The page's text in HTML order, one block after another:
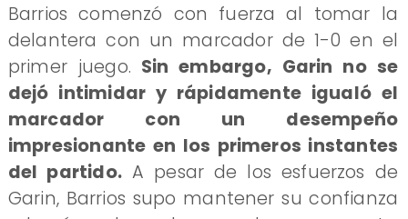
​Barrios comenzó con fuerza al tomar la
delantera con un marcador de 1-0 en el
primer juego. Sin embargo, Garin no se
dejó intimidar y rápidamente igualó el
marcador con un desempeño
impresionante en los primeros instantes
del partido.A pesar de los esfuerzos de
Garin, Barrios supo mantener su confianza